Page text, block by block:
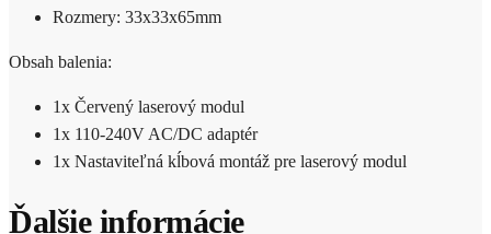
Rozmery: 33x33x65mm
Obsah balenia:
1x Červený laserový modul
1x 110-240V AC/DC adaptér
1x Nastaviteľná kĺbová montáž pre laserový modul
Ďalšie informácie